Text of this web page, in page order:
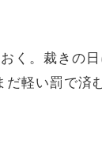
く。裁きの
軽い罰で済